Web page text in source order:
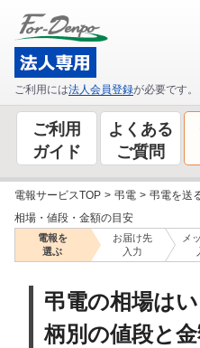
ご利用には法人会員登録が必要です。
ご利用
ガイド
よくある
ご質問
電報サービスTOP > 弔電 > 弔電を送
相場・値段・金額の目安
電報を
選ぶ
お届け先
入力
メ
弔電の相場は
柄別の値段と